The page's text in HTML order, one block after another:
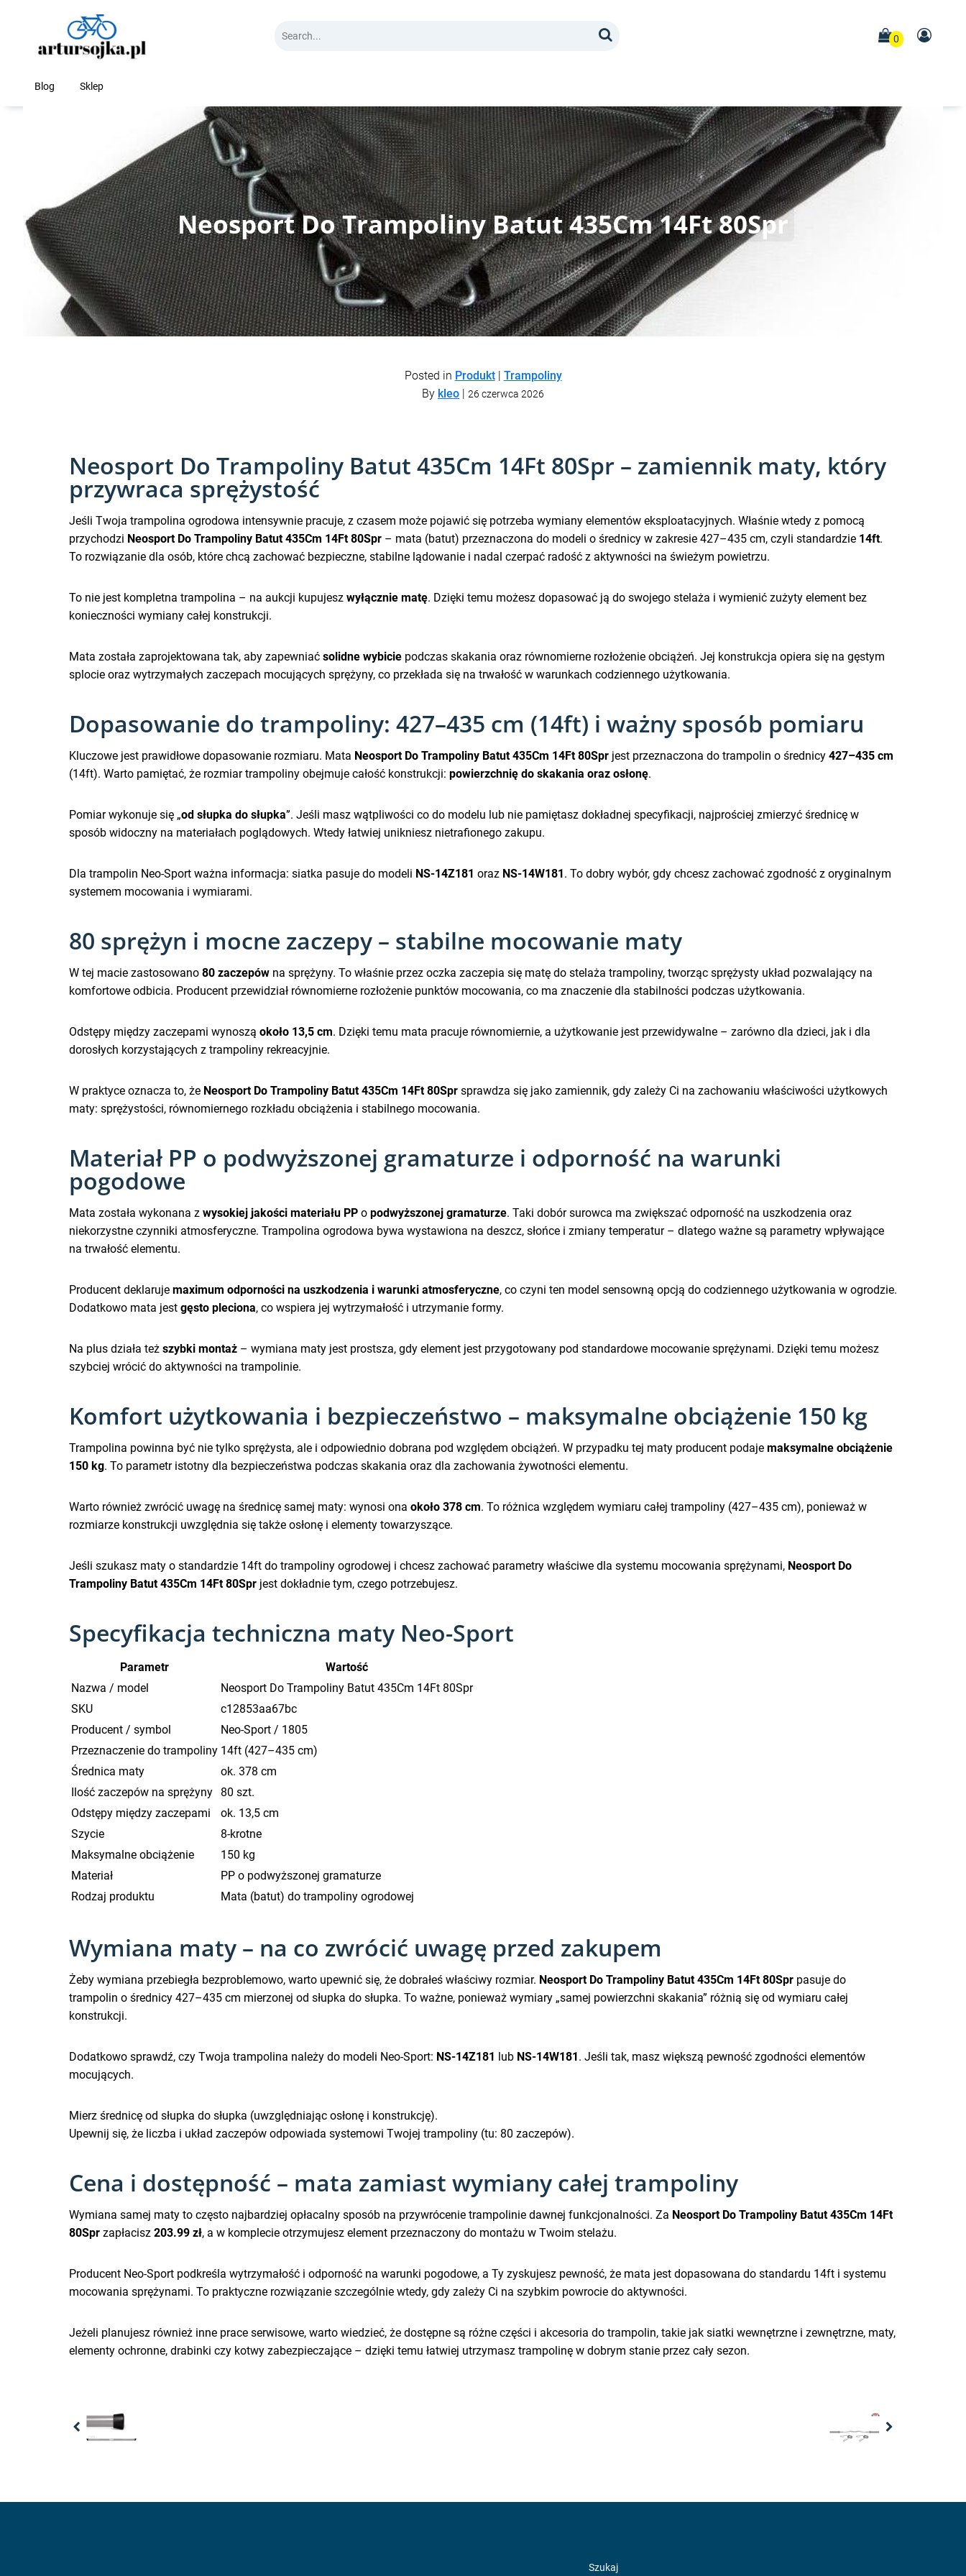
0
Blog Sklep
Neosport Do Trampoliny Batut 435Cm 14Ft 80Spr
Posted in Produkt| Trampoliny
By kleo | 26 czerwca 2026
Neosport Do Trampoliny Batut 435Cm 14Ft 80Spr – zamiennik maty, który
przywraca sprężystość
Jeśli Twoja trampolina ogrodowa intensywnie pracuje, z czasem może pojawić się potrzeba wymiany elementów eksploatacyjnych. Właśnie wtedy z pomocą
przychodzi Neosport Do Trampoliny Batut 435Cm 14Ft 80Spr – mata (batut) przeznaczona do modeli o średnicy w zakresie 427–435 cm, czyli standardzie 14ft.
To rozwiązanie dla osób, które chcą zachować bezpieczne, stabilne lądowanie i nadal czerpać radość z aktywności na świeżym powietrzu.
To nie jest kompletna trampolina – na aukcji kupujesz wyłącznie matę. Dzięki temu możesz dopasować ją do swojego stelaża i wymienić zużyty element bez
konieczności wymiany całej konstrukcji.
Mata została zaprojektowana tak, aby zapewniać solidne wybicie podczas skakania oraz równomierne rozłożenie obciążeń. Jej konstrukcja opiera się na gęstym
splocie oraz wytrzymałych zaczepach mocujących sprężyny, co przekłada się na trwałość w warunkach codziennego użytkowania.
Dopasowanie do trampoliny: 427–435 cm (14ft) i ważny sposób pomiaru
Kluczowe jest prawidłowe dopasowanie rozmiaru. Mata Neosport Do Trampoliny Batut 435Cm 14Ft 80Spr jest przeznaczona do trampolin o średnicy 427–435 cm
(14ft). Warto pamiętać, że rozmiar trampoliny obejmuje całość konstrukcji: powierzchnię do skakania oraz osłonę.
Pomiar wykonuje się „od słupka do słupka”. Jeśli masz wątpliwości co do modelu lub nie pamiętasz dokładnej specyfikacji, najprościej zmierzyć średnicę w
sposób widoczny na materiałach poglądowych. Wtedy łatwiej unikniesz nietrafionego zakupu.
Dla trampolin Neo-Sport ważna informacja: siatka pasuje do modeli NS-14Z181 oraz NS-14W181. To dobry wybór, gdy chcesz zachować zgodność z oryginalnym
systemem mocowania i wymiarami.
80 sprężyn i mocne zaczepy – stabilne mocowanie maty
W tej macie zastosowano 80 zaczepów na sprężyny. To właśnie przez oczka zaczepia się matę do stelaża trampoliny, tworząc sprężysty układ pozwalający na
komfortowe odbicia. Producent przewidział równomierne rozłożenie punktów mocowania, co ma znaczenie dla stabilności podczas użytkowania.
Odstępy między zaczepami wynoszą około 13,5 cm. Dzięki temu mata pracuje równomiernie, a użytkowanie jest przewidywalne – zarówno dla dzieci, jak i dla
dorosłych korzystających z trampoliny rekreacyjnie.
W praktyce oznacza to, że Neosport Do Trampoliny Batut 435Cm 14Ft 80Spr sprawdza się jako zamiennik, gdy zależy Ci na zachowaniu właściwości użytkowych
maty: sprężystości, równomiernego rozkładu obciążenia i stabilnego mocowania.
Materiał PP o podwyższonej gramaturze i odporność na warunki
pogodowe
Mata została wykonana z wysokiej jakości materiału PP o podwyższonej gramaturze. Taki dobór surowca ma zwiększać odporność na uszkodzenia oraz
niekorzystne czynniki atmosferyczne. Trampolina ogrodowa bywa wystawiona na deszcz, słońce i zmiany temperatur – dlatego ważne są parametry wpływające
na trwałość elementu.
Producent deklaruje maximum odporności na uszkodzenia i warunki atmosferyczne, co czyni ten model sensowną opcją do codziennego użytkowania w ogrodzie.
Dodatkowo mata jest gęsto pleciona, co wspiera jej wytrzymałość i utrzymanie formy.
Na plus działa też szybki montaż – wymiana maty jest prostsza, gdy element jest przygotowany pod standardowe mocowanie sprężynami. Dzięki temu możesz
szybciej wrócić do aktywności na trampolinie.
Komfort użytkowania i bezpieczeństwo – maksymalne obciążenie 150 kg
Trampolina powinna być nie tylko sprężysta, ale i odpowiednio dobrana pod względem obciążeń. W przypadku tej maty producent podaje maksymalne obciążenie
150 kg. To parametr istotny dla bezpieczeństwa podczas skakania oraz dla zachowania żywotności elementu.
Warto również zwrócić uwagę na średnicę samej maty: wynosi ona około 378 cm. To różnica względem wymiaru całej trampoliny (427–435 cm), ponieważ w
rozmiarze konstrukcji uwzględnia się także osłonę i elementy towarzyszące.
Jeśli szukasz maty o standardzie 14ft do trampoliny ogrodowej i chcesz zachować parametry właściwe dla systemu mocowania sprężynami, Neosport Do
Trampoliny Batut 435Cm 14Ft 80Spr jest dokładnie tym, czego potrzebujesz.
Specyfikacja techniczna maty Neo-Sport
Parametr
Wartość
Nazwa / model
Neosport Do Trampoliny Batut 435Cm 14Ft 80Spr
SKU
c12853aa67bc
Producent / symbol
Neo-Sport / 1805
Przeznaczenie do trampoliny 14ft (427–435 cm)
Średnica maty
ok. 378 cm
Ilość zaczepów na sprężyny
80 szt.
Odstępy między zaczepami
ok. 13,5 cm
Szycie
8-krotne
Maksymalne obciążenie
150 kg
Materiał
PP o podwyższonej gramaturze
Rodzaj produktu
Mata (batut) do trampoliny ogrodowej
Wymiana maty – na co zwrócić uwagę przed zakupem
Żeby wymiana przebiegła bezproblemowo, warto upewnić się, że dobrałeś właściwy rozmiar. Neosport Do Trampoliny Batut 435Cm 14Ft 80Spr pasuje do
trampolin o średnicy 427–435 cm mierzonej od słupka do słupka. To ważne, ponieważ wymiary „samej powierzchni skakania” różnią się od wymiaru całej
konstrukcji.
Dodatkowo sprawdź, czy Twoja trampolina należy do modeli Neo-Sport: NS-14Z181 lub NS-14W181. Jeśli tak, masz większą pewność zgodności elementów
mocujących.
Mierz średnicę od słupka do słupka (uwzględniając osłonę i konstrukcję).
Upewnij się, że liczba i układ zaczepów odpowiada systemowi Twojej trampoliny (tu: 80 zaczepów).
Cena i dostępność – mata zamiast wymiany całej trampoliny
Wymiana samej maty to często najbardziej opłacalny sposób na przywrócenie trampolinie dawnej funkcjonalności. Za Neosport Do Trampoliny Batut 435Cm 14Ft
80Spr zapłacisz 203.99 zł, a w komplecie otrzymujesz element przeznaczony do montażu w Twoim stelażu.
Producent Neo-Sport podkreśla wytrzymałość i odporność na warunki pogodowe, a Ty zyskujesz pewność, że mata jest dopasowana do standardu 14ft i systemu
mocowania sprężynami. To praktyczne rozwiązanie szczególnie wtedy, gdy zależy Ci na szybkim powrocie do aktywności.
Jeżeli planujesz również inne prace serwisowe, warto wiedzieć, że dostępne są różne części i akcesoria do trampolin, takie jak siatki wewnętrzne i zewnętrzne, maty,
elementy ochronne, drabinki czy kotwy zabezpieczające – dzięki temu łatwiej utrzymasz trampolinę w dobrym stanie przez cały sezon.
Szukaj